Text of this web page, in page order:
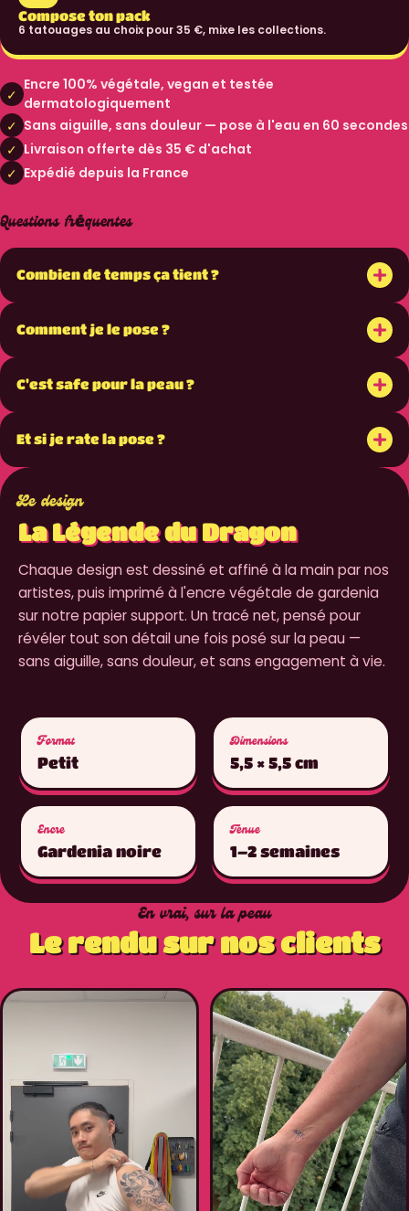
Compose ton pack
6 tatouages au choix pour 35 €, mixe les collections.
✓
Encre 100% végétale, vegan et testée
dermatologiquement
✓ Sans aiguille, sans douleur — pose à l'eau en 60 secondes
✓ Livraison offerte dès 35 € d'achat
✓ Expédié depuis la France
Questions fréquentes
Combien de temps ça tient ? +
Comment je le pose ? +
C'est safe pour la peau ? +
Et si je rate la pose ? +
Le design
La Légende du Dragon
Chaque design est dessiné et affiné à la main par nos
artistes, puis imprimé à l'encre végétale de gardenia
sur notre papier support. Un tracé net, pensé pour
révéler tout son détail une fois posé sur la peau —
sans aiguille, sans douleur, et sans engagement à vie.
Format
Petit
Dimensions
5,5 × 5,5 cm
Encre
Gardenia noire
Tenue
1–2 semaines
En vrai, sur la peau
Le rendu sur nos clients